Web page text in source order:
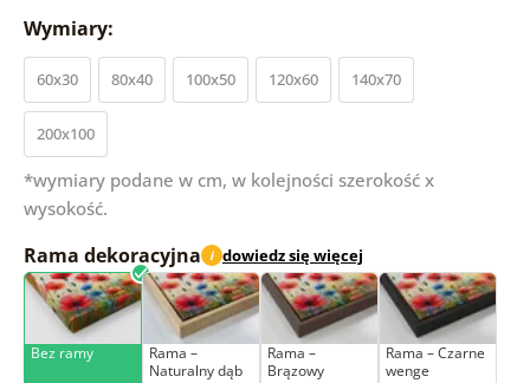
Wymiary:
60x30 80x40 100x50 120x60 140x70
200x100
*wymiary podane w cm, w kolejności szerokość x
wysokość.
Rama dekoracyjna i dowiedz się więcej
Bez ramy
Rama –
Naturalny dąb
Rama –
Brązowy
Rama – Czarne
wenge